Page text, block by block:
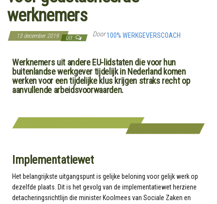
werknemers
13 december 2019 Uit Door100% WERKGEVERSCOACH
Werknemers uit andere EU-lidstaten die voor hun
buitenlandse werkgever tijdelijk in Nederland komen
werken voor een tijdelijke klus krijgen straks recht op
aanvullende arbeidsvoorwaarden.
Implementatiewet
Het belangrijkste uitgangspunt is gelijke beloning voor gelijk werk op
dezelfde plaats. Dit is het gevolg van de implementatiewet herziene
detacheringsrichtlijn die minister Koolmees van Sociale Zaken en